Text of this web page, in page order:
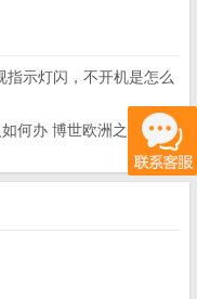
指示灯闪，不开机是怎么
何办 博世欧洲之星地暖